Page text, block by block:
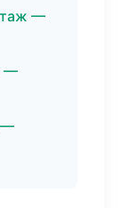
—
—
—